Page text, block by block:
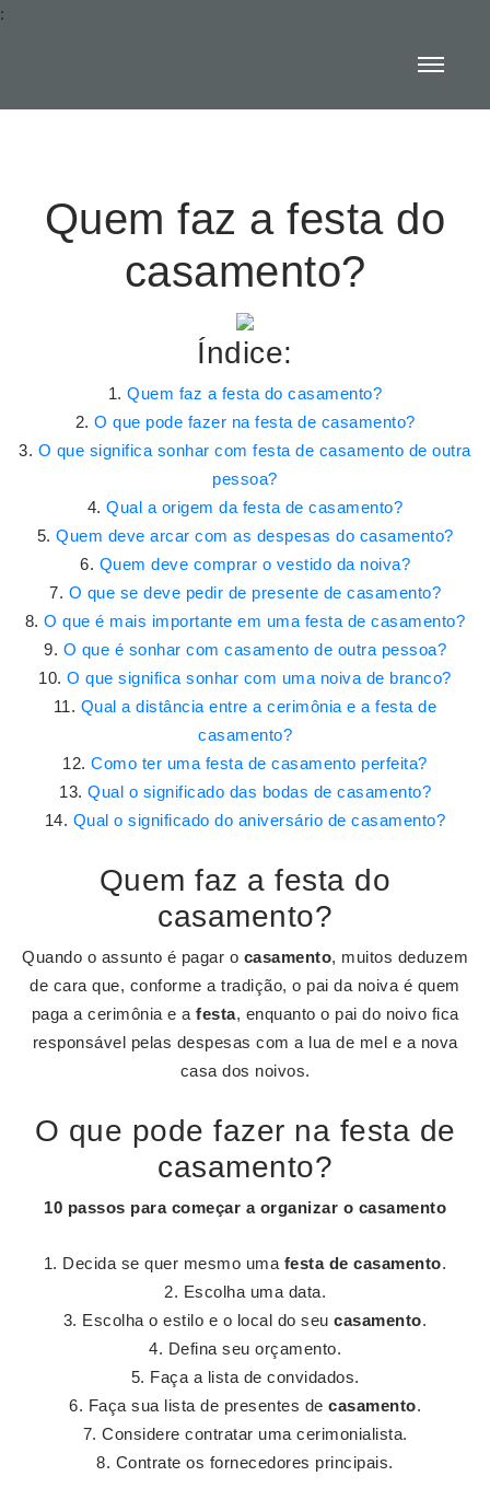
:
Quem faz a festa do
casamento?
Índice:
Quem faz a festa do casamento?
O que pode fazer na festa de casamento?
O que significa sonhar com festa de casamento de outra
pessoa?
Qual a origem da festa de casamento?
Quem deve arcar com as despesas do casamento?
Quem deve comprar o vestido da noiva?
O que se deve pedir de presente de casamento?
O que é mais importante em uma festa de casamento?
O que é sonhar com casamento de outra pessoa?
O que significa sonhar com uma noiva de branco?
Qual a distância entre a cerimônia e a festa de
casamento?
Como ter uma festa de casamento perfeita?
Qual o significado das bodas de casamento?
Qual o significado do aniversário de casamento?
Quem faz a festa do
casamento?
Quando o assunto é pagar o casamento, muitos deduzem
de cara que, conforme a tradição, o pai da noiva é quem
paga a cerimônia e a festa, enquanto o pai do noivo fica
responsável pelas despesas com a lua de mel e a nova
casa dos noivos.
O que pode fazer na festa de
casamento?
10 passos para começar a organizar o casamento
Decida se quer mesmo uma festa de casamento.
Escolha uma data.
Escolha o estilo e o local do seucasamento.
Defina seu orçamento.
Faça a lista de convidados.
Faça sua lista de presentes de casamento.
Considere contratar uma cerimonialista.
Contrate os fornecedores principais.